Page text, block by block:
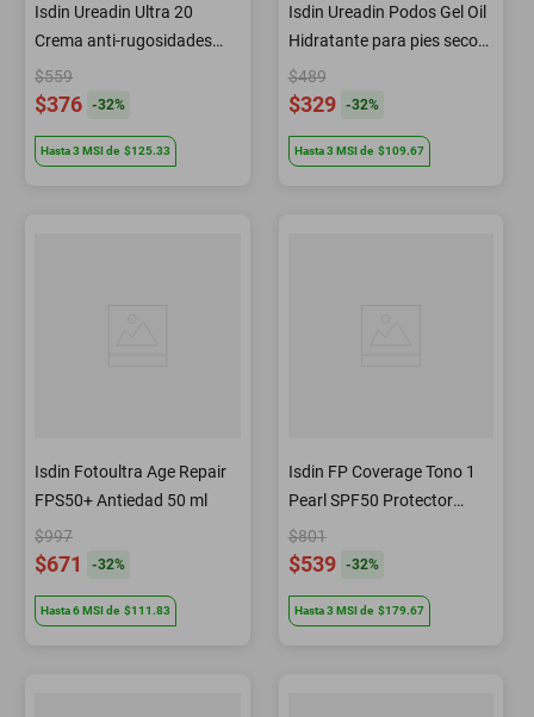
Isdin Ureadin Ultra 20
Crema anti-rugosidades
100 ml
$559
$376 -32%
Hasta3 MSIde $125.33
Isdin Ureadin Podos Gel Oil
Hidratante para pies secos
75 ml
$489
$329 -32%
Hasta3 MSIde $109.67
Isdin Fotoultra Age Repair
FPS50+ Antiedad 50 ml
$997
$671 -32%
Hasta6MSIde $111.83
Isdin FP Coverage Tono 1
Pearl SPF50 Protector
Solar con Color 30 ml
$801
$539 -32%
Hasta3 MSIde $179.67